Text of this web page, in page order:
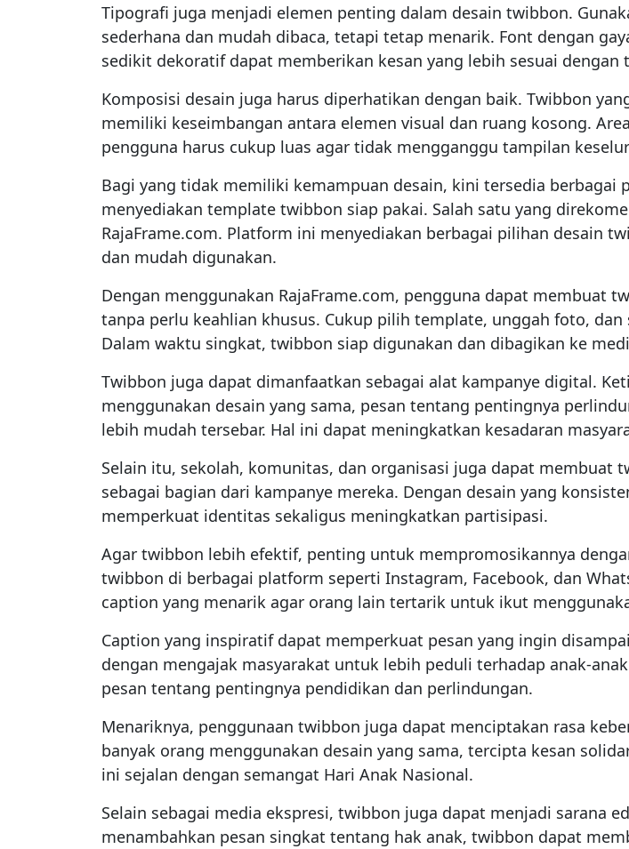
Tipografi juga menjadi elemen penting dalam desain twibbon.
sederhana dan mudah dibaca, tetapi tetap menarik. Font dengan
sedikit dekoratif dapat memberikan kesan yang lebih sesuai dengan
Komposisi desain juga harus diperhatikan dengan baik. Twibbon
memiliki keseimbangan antara elemen visual dan ruang kosong.
pengguna harus cukup luas agar tidak mengganggu tampilan
Bagi yang tidak memiliki kemampuan desain, kini tersedia berbagai
menyediakan template twibbon siap pakai. Salah satu yang
RajaFrame.com. Platform ini menyediakan berbagai pilihan desain
dan mudah digunakan.
Dengan menggunakan RajaFrame.com, pengguna dapat membuat
tanpa perlu keahlian khusus. Cukup pilih template, unggah foto, dan
Dalam waktu singkat, twibbon siap digunakan dan dibagikan ke
Twibbon juga dapat dimanfaatkan sebagai alat kampanye digital.
menggunakan desain yang sama, pesan tentang pentingnya
lebih mudah tersebar. Hal ini dapat meningkatkan kesadaran
Selain itu, sekolah, komunitas, dan organisasi juga dapat membuat
sebagai bagian dari kampanye mereka. Dengan desain yang
memperkuat identitas sekaligus meningkatkan partisipasi.
Agar twibbon lebih efektif, penting untuk mempromosikannya
twibbon di berbagai platform seperti Instagram, Facebook, dan
caption yang menarik agar orang lain tertarik untuk ikut
Caption yang inspiratif dapat memperkuat pesan yang ingin
dengan mengajak masyarakat untuk lebih peduli terhadap anak-
pesan tentang pentingnya pendidikan dan perlindungan.
Menariknya, penggunaan twibbon juga dapat menciptakan rasa
banyak orang menggunakan desain yang sama, tercipta kesan
ini sejalan dengan semangat Hari Anak Nasional.
Selain sebagai media ekspresi, twibbon juga dapat menjadi sarana
menambahkan pesan singkat tentang hak anak, twibbon dapat